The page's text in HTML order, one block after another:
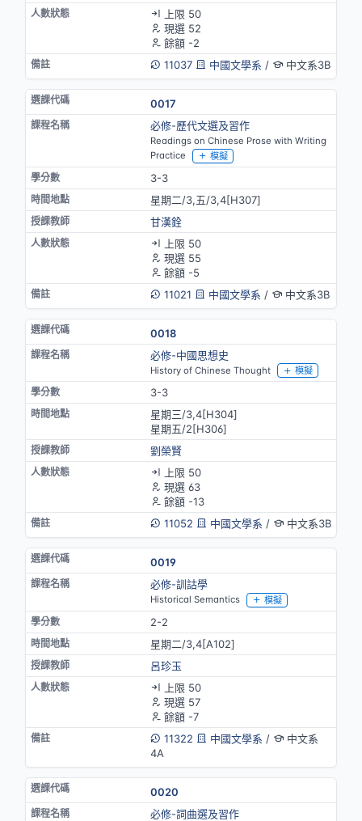
上限 50
現選 52
餘額 -2
11037
中國文學系 / 中文系3B
0017
必修-歷代文選及習作
Readings on Chinese Prose with Writing
Practice
模擬
3-3
星期二/3,五/3,4[H307]
甘漢銓
上限 50
現選 55
餘額 -5
11021
中國文學系 / 中文系3B
0018
必修-中國思想史
History of Chinese Thought 模擬
3-3
星期三/3,4[H304]
星期五/2[H306]
劉榮賢
上限 50
現選 63
餘額 -13
11052
中國文學系 / 中文系3B
0019
必修-訓詁學
Historical Semantics 模擬
2-2
星期二/3,4[A102]
呂珍玉
上限 50
現選 57
餘額 -7
11322
中國文學系 /
中文系
4A
0020
必修-詞曲選及習作